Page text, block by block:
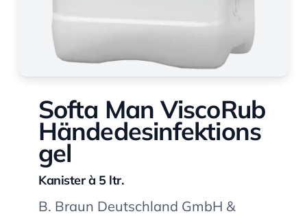
Softa Man ViscoRub
Händedesinfektions
gel
Kanister à 5 ltr.
B. Braun Deutschland GmbH &